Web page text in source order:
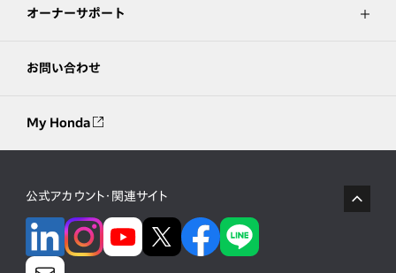
オーナーサポート
お問い合わせ
My Honda
公式アカウント・関連サイト